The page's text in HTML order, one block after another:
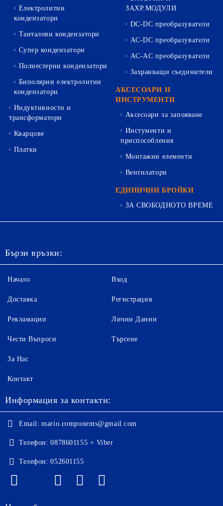
Електролитни
кондензатори
Танталови кондензатори
Супер кондензатори
Полиестерни кондензатори
Биполярни електролитни
кондензатори
Индуктивности и
трансформатори
Кварцове
Платки
ЗАХР.МОДУЛИ
DC-DC преобразуватели
AC-DC преобразуватели
AC-AC преобразуватели
Захранващи съединители
АКСЕСОАРИ И
ИНСТРУМЕНТИ
Аксесоари за запояване
Инстументи и
приспособления
Монтажни елементи
Вентилатори
ЕДИНИЧНИ БРОЙКИ
ЗА СВОБОДНОТО ВРЕМЕ
Бързи връзки:
Начало
Доставка
Рекламации
Чести Въпроси
Вход
Регистрация
Лични Данни
Търсене
За Нас
Контакт
Информация за контакти:
Email: mario.components@gmail.com
Телефон: 0878601155 + Viber
Телефон: 052601155